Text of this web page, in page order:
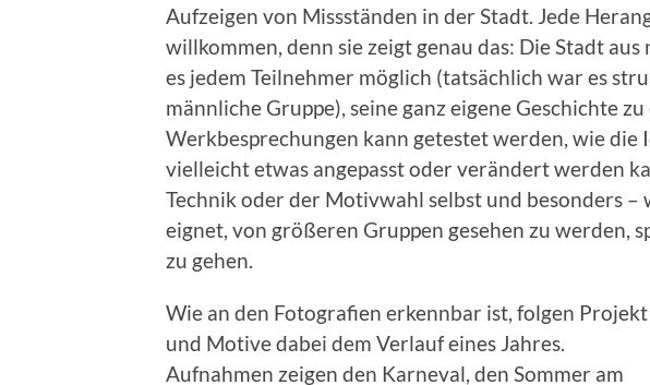
Aufzeigen von Missständen in der Stadt. Jede
willkommen, denn sie zeigt genau das: Die Stadt
es jedem Teilnehmer möglich (tatsächlich war es
männliche Gruppe), seine ganz eigene Geschichte
Werkbesprechungen kann getestet werden, wie
vielleicht etwas angepasst oder verändert werden
Technik oder der Motivwahl selbst und besonders –
eignet, von größeren Gruppen gesehen zu werden,
zu gehen.
Wie an den Fotografien erkennbar ist, folgen Projekt
und Motive dabei dem Verlauf eines Jahres.
Aufnahmen zeigen den Karneval, den Sommer am